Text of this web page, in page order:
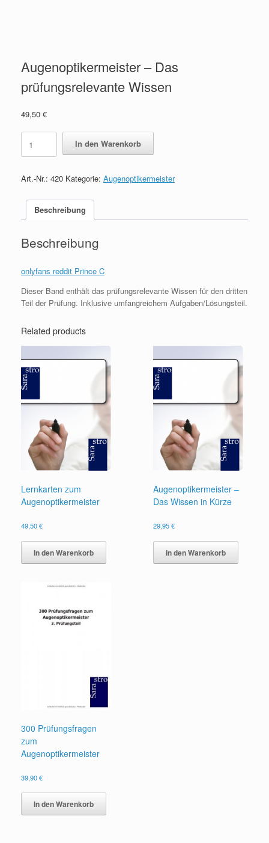
Augenoptikermeister – Das
prüfungsrelevante Wissen
49,50 €
Augenoptikermeister
Das
Wissen
In den Warenkorb
Art.-Nr.: 420 Kategorie: Augenoptikermeister
Beschreibung
Beschreibung
onlyfans reddit Prince C
Dieser Band enthält das prüfungsrelevante Wissen für den dritten
Teil der Prüfung. Inklusive umfangreichem Aufgaben/Lösungsteil.
Related products
Lernkarten zum
Augenoptikermeister
49,50€
In den Warenkorb
Augenoptikermeister –
Das Wissen in Kürze
29,95€
In den Warenkorb
300 Prüfungsfragen
zum
Augenoptikermeister
39,90€
In den Warenkorb